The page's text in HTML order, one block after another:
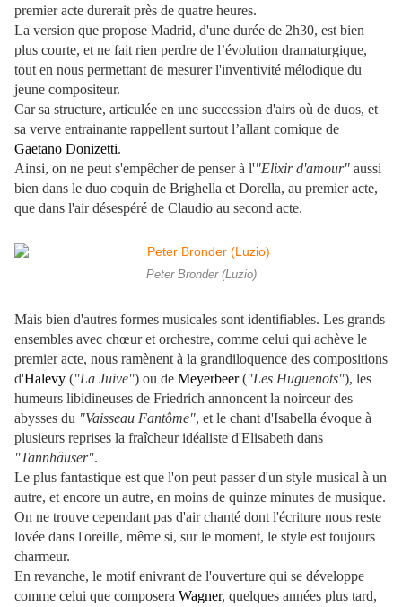
premier acte durerait près de quatre heures.
La version que propose Madrid, d'une durée de 2h30, est bien
plus courte, et ne fait rien perdre de l’évolution dramaturgique,
tout en nous permettant de mesurer l'inventivité mélodique du
jeune compositeur.
Car sa structure, articulée en une succession d'airs où de duos, et
sa verve entrainante rappellent surtout l’allant comique de
Gaetano Donizetti.
Ainsi, on ne peut s'empêcher de penser à l'"Elixir d'amour" aussi
bien dans le duo coquin de Brighella et Dorella, au premier acte,
que dans l'air désespéré de Claudio au second acte.
Peter Bronder (Luzio)
Mais bien d'autres formes musicales sont identifiables. Les grands
ensembles avec chœur et orchestre, comme celui qui achève le
premier acte, nous ramènent à la grandiloquence des compositions
d'Halevy ("La Juive") ou de Meyerbeer("Les Huguenots"), les
humeurs libidineuses de Friedrich annoncent la noirceur des
abysses du "Vaisseau Fantôme", et le chant d'Isabella évoque à
plusieurs reprises la fraîcheur idéaliste d'Elisabeth dans
"Tannhäuser".
Le plus fantastique est que l'on peut passer d'un style musical à un
autre, et encore un autre, en moins de quinze minutes de musique.
On ne trouve cependant pas d'air chanté dont l'écriture nous reste
lovée dans l'oreille, même si, sur le moment, le style est toujours
charmeur.
En revanche, le motif enivrant de l'ouverture qui se développe
comme celui que composera Wagner, quelques années plus tard,